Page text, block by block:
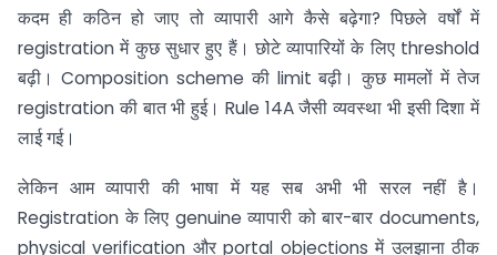
कदम ही कठिन हो जाए तो व्यापारी आगे कैसे बढ़ेगा? पिछले वर्षों में
registration में कुछ सुधार हुए हैं। छोटे व्यापारियों के लिए threshold
बढ़ी। Composition scheme की limit बढ़ी। कुछ मामलों में तेज
registration की बात भी हुई। Rule 14A जैसी व्यवस्था भी इसी दिशा में
लाई गई।
लेकिन आम व्यापारी की भाषा में यह सब अभी भी सरल नहीं है।
Registration के लिए genuine व्यापारी को बार-बार documents,
physical verification और portal objections में उलझाना ठीक